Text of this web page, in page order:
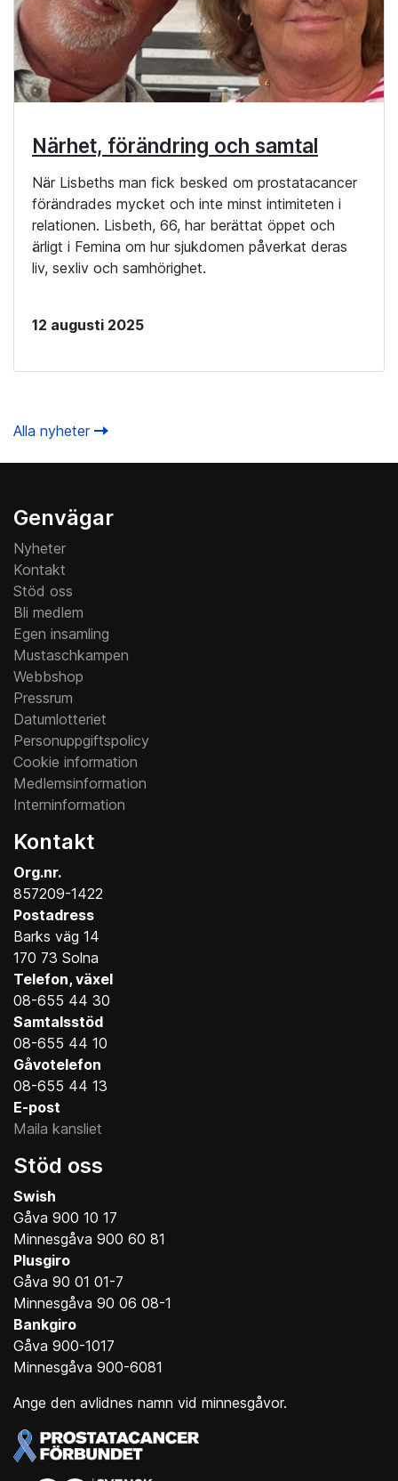
Närhet, förändring och samtal
När Lisbeths man fick besked om prostatacancer
förändrades mycket och inte minst intimiteten i
relationen. Lisbeth, 66, har berättat öppet och
ärligt i Femina om hur sjukdomen påverkat deras
liv, sexliv och samhörighet.
12 augusti 2025
Alla nyheter
Genvägar
Nyheter
Kontakt
Stöd oss
Bli medlem
Egen insamling
Mustaschkampen
Webbshop
Pressrum
Datumlotteriet
Personuppgiftspolicy
Cookie information
Medlemsinformation
Interninformation
Kontakt
Org.nr.
857209-1422
Postadress
Barks väg 14
170 73 Solna
Telefon, växel
08-655 44 30
Samtalsstöd
08-655 44 10
Gåvotelefon
08-655 44 13
E-post
Maila kansliet
Stöd oss
Swish
Gåva 900 10 17
Minnesgåva 900 60 81
Plusgiro
Gåva 90 01 01-7
Minnesgåva 90 06 08-1
Bankgiro
Gåva 900-1017
Minnesgåva 900-6081
Ange den avlidnes namn vid minnesgåvor.